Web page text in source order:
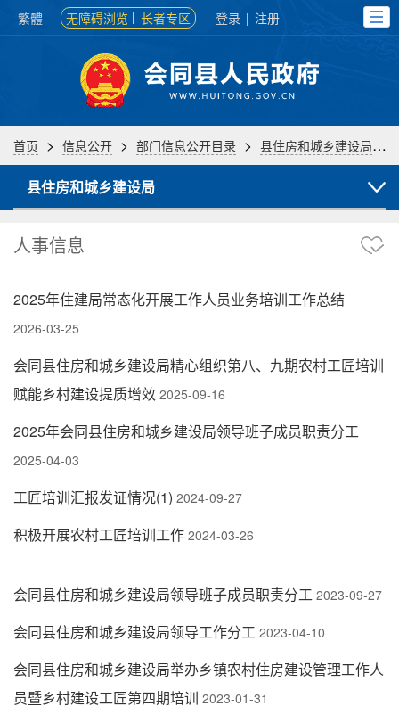
繁體 无障碍浏览 长者专区 登录 | 注册
首页 > 信息公开 > 部门信息公开目录 > 县住房和城乡建设局 >
县住房和城乡建设局
人事信息
2025年住建局常态化开展工作人员业务培训工作总结
2026-03-25
会同县住房和城乡建设局精心组织第八、九期农村工匠培训
赋能乡村建设提质增效 2025-09-16
2025年会同县住房和城乡建设局领导班子成员职责分工
2025-04-03
工匠培训汇报发证情况(1) 2024-09-27
积极开展农村工匠培训工作 2024-03-26
会同县住房和城乡建设局领导班子成员职责分工 2023-09-27
会同县住房和城乡建设局领导工作分工 2023-04-10
会同县住房和城乡建设局举办乡镇农村住房建设管理工作人
员暨乡村建设工匠第四期培训 2023-01-31